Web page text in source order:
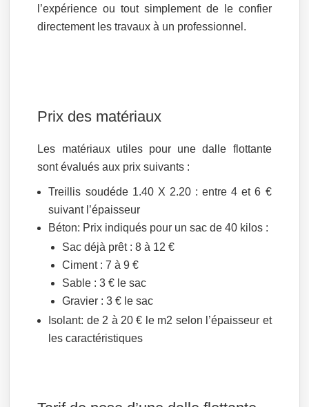
l’expérience ou tout simplement de le confier
directement les travaux à un professionnel.
Prix des matériaux
Les matériaux utiles pour une dalle flottante
sont évalués aux prix suivants :
Treillis soudéde 1.40 X 2.20 : entre 4 et 6 €
suivant l’épaisseur
Béton: Prix indiqués pour un sac de 40 kilos :
Sac déjà prêt : 8 à 12 €
Ciment : 7 à 9 €
Sable : 3 € le sac
Gravier : 3 € le sac
Isolant: de 2 à 20 € le m2 selon l’épaisseur et
les caractéristiques